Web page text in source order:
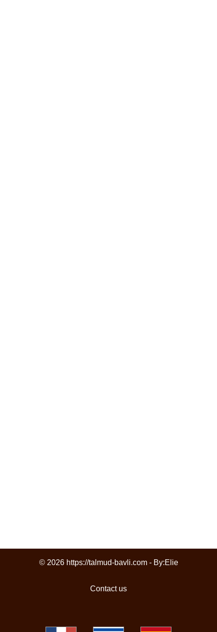
© 2026 https://talmud-bavli.com - By:Elie
Contact us